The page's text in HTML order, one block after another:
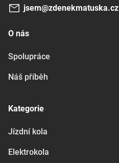
jsem@zdenekmatuska.cz
O nás
Spolupráce
Náš příběh
Kategorie
Jízdní kola
Elektrokola